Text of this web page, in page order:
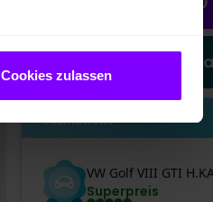
Cookies zulassen
Preiswecker
Einblicke
VW Golf VIII GTI
Superpreis